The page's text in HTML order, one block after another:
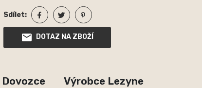
Sdílet:
DOTAZ NA ZBOŽÍ
Dovozce Výrobce Lezyne